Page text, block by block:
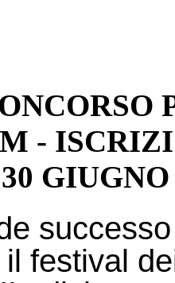
-
GIUGNO
il festival